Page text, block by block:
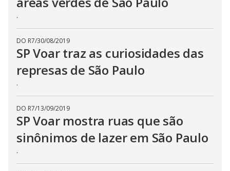
.
DO R7/30/08/2019
SP Voar traz as curiosidades das
represas de São Paulo
.
DO R7/13/09/2019
SP Voar mostra ruas que são
sinônimos de lazer em São Paulo
.